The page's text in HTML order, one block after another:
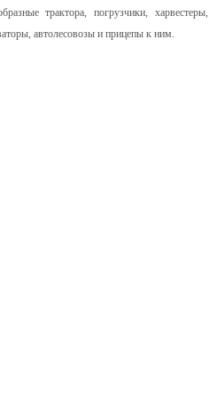
трактора, погрузчики,
автолесовозы и прицепы к ним.